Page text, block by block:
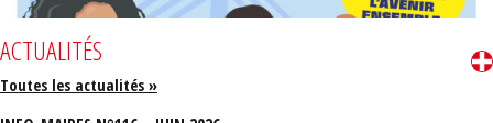
ACTUALITÉS
Toutes les actualités »